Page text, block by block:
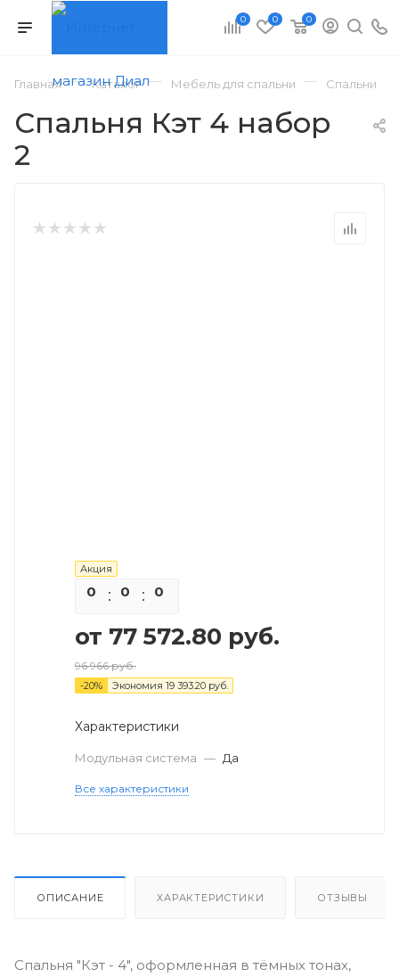
0 0 0
Главная — Каталог — Мебель для спальни — Спальни
Спальня Кэт 4 набор
2
Акция
0 0 0
от 77 572.80 руб.
96 966 руб.
-20% Экономия 19 393.20 руб.
Характеристики
Модульная система — Да
Все характеристики
ОПИСАНИЕ ХАРАКТЕРИСТИКИ ОТЗЫВЫ
Спальня "Кэт - 4", оформленная в тёмных тонах,